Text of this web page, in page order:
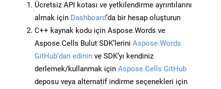
Ücretsiz API kotası ve yetkilendirme ayrıntılarını
almak için Dashboard‘da bir hesap oluşturun
C++ kaynak kodu için Aspose.Words ve
Aspose.Cells Bulut SDK’lerini Aspose.Words
GitHub’dan edinin ve SDK’yı kendiniz
derlemek/kullanmak için Aspose.Cells GitHub
deposu veya alternatif indirme seçenekleri için